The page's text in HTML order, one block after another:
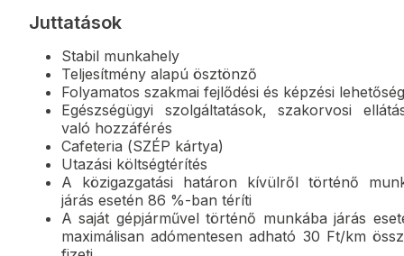
Juttatások
Stabil munkahely
Teljesítmény alapú ösztönző
Folyamatos szakmai fejlődési és képzési lehetőség
Egészségügyi szolgáltatások, szakorvosi
való hozzáférés
Cafeteria (SZÉP kártya)
Utazási költségtérítés
A közigazgatási határon kívülről történő
járás esetén 86 %-ban téríti
A saját gépjárművel történő munkába járás
maximálisan adómentesen adható 30 Ft/km